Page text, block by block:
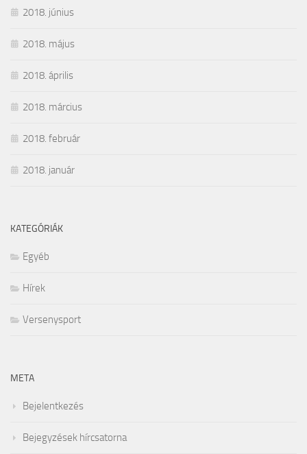
2018. június
2018. május
2018. április
2018. március
2018. február
2018. január
KATEGÓRIÁK
Egyéb
Hírek
Versenysport
META
Bejelentkezés
Bejegyzések hírcsatorna